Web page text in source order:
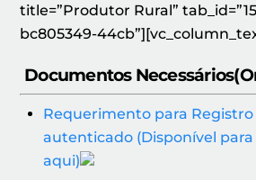
title=”Produtor Rural”
bc805349-
Documentos
Requerimento para
autenticado (Disponível
aqui)